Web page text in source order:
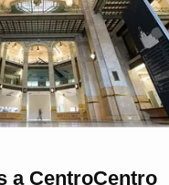
a CentroCentro